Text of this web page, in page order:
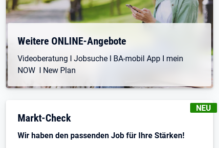
Weitere ONLINE-Angebote
Videoberatung I Jobsuche I BA-mobil App I mein
NOW I New Plan
NEU
Markt-Check
Wir haben den passenden Job für Ihre Stärken!